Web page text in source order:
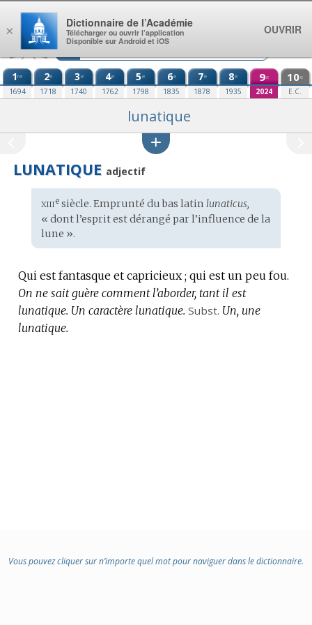
Aller au contenu
1re
1694
2e
1718
3e
1740
4e
1762
5e
1798
6e
1835
7e
1878
8e
1935
9e
2024
10e
E.C.
lunatique
LUNATIQUE adjectif
Étymologie
:
xiiiesiècle. Emprunté dubas latin lunaticus,
« dont l’esprit est dérangé par l’influence de la
lune ».
Qui est fantasque et capricieux ; qui est un peu fou.
On ne sait guère comment l’aborder, tant il est
lunatique. Un caractère lunatique. Subst. Un, une
lunatique.
Vous pouvez cliquer sur n’importe quel mot pour naviguer dans le dictionnaire.
×
Dictionnaire de l’Académie
Télécharger ou ouvrir l’application
Disponible sur Android et iOS
OUVRIR